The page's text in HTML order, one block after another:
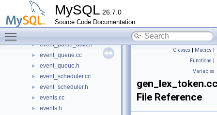
MySQL 26.7.0
Source Code Documentation
►
event_db_repository.cc
► event_db_repository.h
► event_parse_data.h
► event_queue.cc
► event_queue.h
► event_scheduler.cc
► event_scheduler.h
► events.cc
► events.h
Classes | Macros |
Functions |
Variables
File Reference